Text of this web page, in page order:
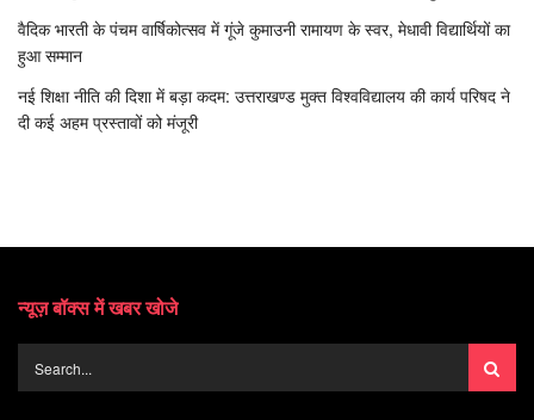
वैदिक भारती के पंचम वार्षिकोत्सव में गूंजे कुमाउनी रामायण के स्वर, मेधावी विद्यार्थियों का
हुआ सम्मान
नई शिक्षा नीति की दिशा में बड़ा कदम: उत्तराखण्ड मुक्त विश्वविद्यालय की कार्य परिषद ने
दी कई अहम प्रस्तावों को मंजूरी
न्यूज़ बॉक्स में खबर खोजे